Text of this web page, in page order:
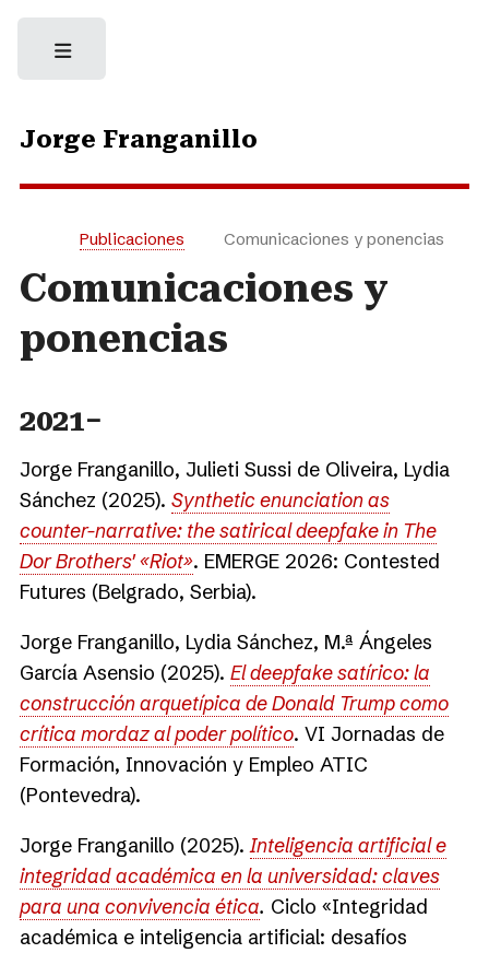
Jorge Franganillo
Publicaciones Comunicaciones y ponencias
Comunicaciones y
ponencias
2021−
Jorge Franganillo, Julieti Sussi de Oliveira, Lydia
Sánchez (2025). Synthetic enunciation as
counter-narrative: the satirical deepfake in The
Dor Brothers' «Riot». EMERGE 2026: Contested
Futures (Belgrado, Serbia).
Jorge Franganillo, Lydia Sánchez, M.ª Ángeles
García Asensio (2025). El deepfake satírico: la
construcción arquetípica de Donald Trump como
crítica mordaz al poder político. VI Jornadas de
Formación, Innovación y Empleo ATIC
(Pontevedra).
Jorge Franganillo (2025).Inteligencia artificial e
integridad académica en la universidad: claves
para una convivencia ética. Ciclo «Integridad
académica e inteligencia artificial: desafíos